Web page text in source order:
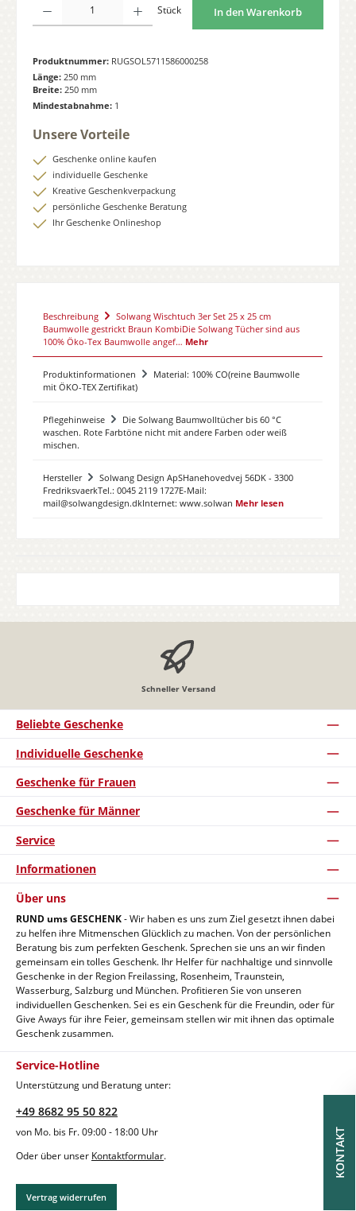
Stück In den Warenkorb
Produktnummer: RUGSOL5711586000258
Länge: 250 mm
Breite: 250 mm
Mindestabnahme: 1
Unsere Vorteile
Geschenke online kaufen
individuelle Geschenke
Kreative Geschenkverpackung
persönliche Geschenke Beratung
Ihr Geschenke Onlineshop
Beschreibung
Solwang Wischtuch 3er Set 25 x 25 cm
Baumwolle gestrickt Braun KombiDie Solwang Tücher sind aus
100% Öko-Tex Baumwolle angef… Mehr
Produktinformationen
Material: 100% CO(reine Baumwolle
mit ÖKO-TEX Zertifikat)
Pflegehinweise
Die Solwang Baumwolltücher bis 60 °C
waschen. Rote Farbtöne nicht mit andere Farben oder weiß
mischen.
Hersteller
Solwang Design ApSHanehovedvej 56DK - 3300
FredriksvaerkTel.: 0045 2119 1727E-Mail:
mail@solwangdesign.dkInternet: www.solwan Mehr lesen
Schneller Versand
Beliebte Geschenke
Individuelle Geschenke
Geschenke für Frauen
Geschenke für Männer
Service
Informationen
Service-Hotline
Unterstützung und Beratung unter:
+49 8682 95 50 822
von Mo. bis Fr. 09:00 - 18:00 Uhr
Oder über unser Kontaktformular.
Vertrag widerrufen
Über uns
RUND ums GESCHENK- Wir haben es uns zum Ziel gesetzt ihnen dabei
zu helfen ihre Mitmenschen Glücklich zu machen. Von der persönlichen
Beratung bis zum perfekten Geschenk. Sprechen sie uns an wir finden
gemeinsam ein tolles Geschenk. Ihr Helfer für nachhaltige und sinnvolle
Geschenke in der Region Freilassing, Rosenheim, Traunstein,
Wasserburg, Salzburg und München. Profitieren Sie von unseren
individuellen Geschenken. Sei es ein Geschenk für die Freundin, oder für
Give Aways für ihre Feier, gemeinsam stellen wir mit ihnen das optimale
Geschenk zusammen.
KONTAKT